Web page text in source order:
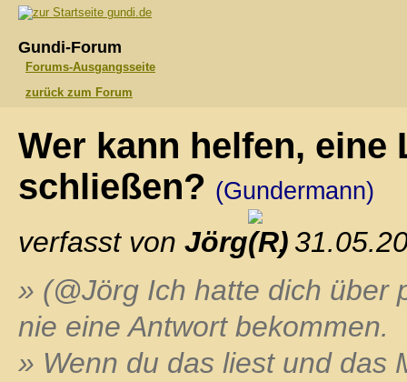
gundi.de
Gundi-Forum
Forums-Ausgangsseite
zurück zum Forum
Wer kann helfen,
schließen? (Gundermann)
verfasst von Jörg
,
» (@Jörg Ich hatte dich über
nie eine Antwort bekommen.
» Wenn du das liest und das